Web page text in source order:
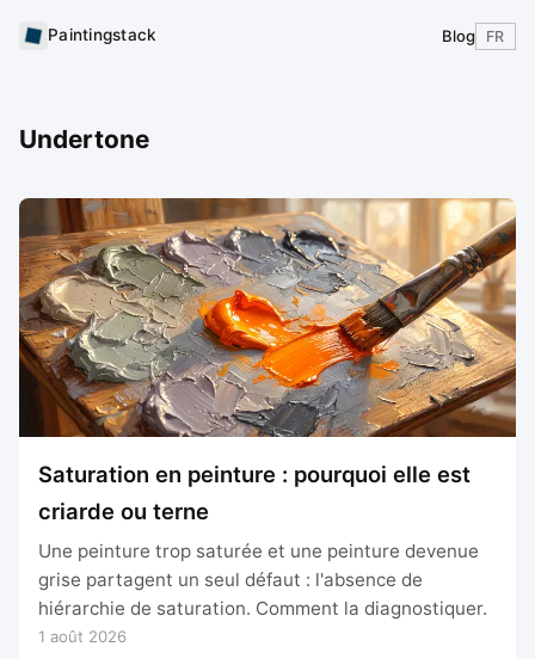
Paintingstack Blog FR
Undertone
Saturation en peinture : pourquoi elle est
criarde ou terne
Une peinture trop saturée et une peinture devenue
grise partagent un seul défaut : l'absence de
hiérarchie de saturation. Comment la diagnostiquer.
1 août 2026